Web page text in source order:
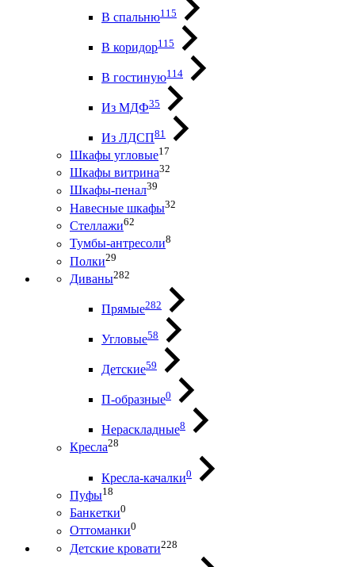
В спальню115
В коридор115
В гостиную114
Из МДФ35
Из ЛДСП81
Шкафы угловые17
Шкафы витрина32
Шкафы-пенал39
Навесные шкафы32
Стеллажи62
Тумбы-антресоли8
Полки29
Диваны282
Прямые282
Угловые58
Детские59
П-образные0
Нераскладные8
Кресла28
Кресла-качалки0
Пуфы18
Банкетки0
Оттоманки0
Детские кровати228